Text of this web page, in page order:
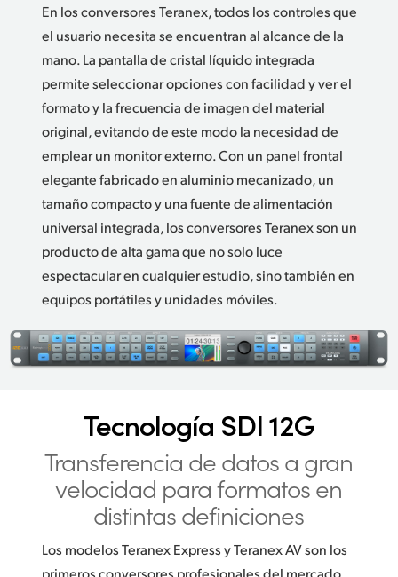
En los conversores Teranex, todos los controles que
el usuario necesita se encuentran al alcance de la
mano. La pantalla de cristal líquido integrada
permite seleccionar opciones con facilidad y ver el
formato y la frecuencia de imagen del material
original, evitando de este modo la necesidad de
emplear un monitor externo. Con un panel frontal
elegante fabricado en aluminio mecanizado, un
tamaño compacto y una fuente de alimentación
universal integrada, los conversores Teranex son un
producto de alta gama que no solo luce
espectacular en cualquier estudio, sino también en
equipos portátiles y unidades móviles.
Tecnología SDI 12G
Transferencia de datosa gran
velocidad para formatos en
distintas definiciones
Los modelos Teranex Express y Teranex AV son los
primeros conversores profesionales del mercado